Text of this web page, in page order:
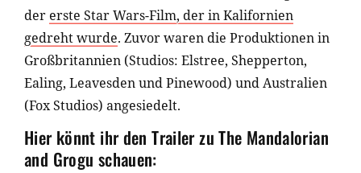
der erste Star Wars-Film, der in Kalifornien
gedreht wurde. Zuvor waren die Produktionen in
Großbritannien (Studios: Elstree, Shepperton,
Ealing, Leavesden und Pinewood) und Australien
(Fox Studios) angesiedelt.
Hier könnt ihr den Trailer zu The Mandalorian
and Grogu schauen: